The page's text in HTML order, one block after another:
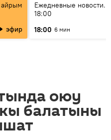
айрым
эфир
Ежедневные новости.
18:00
18:00 6 мин
оюу
балатыны